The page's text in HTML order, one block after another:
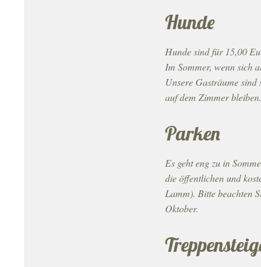
Hunde
Hunde sind für 15,00
Im Sommer, wenn sich
Unsere Gasträume sind
auf dem Zimmer bleiben.
Parken
Es geht eng zu in
die öffentlichen und
Lamm). Bitte beachten
Oktober.